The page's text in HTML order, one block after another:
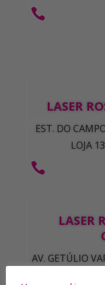

LASER
EST. DO
LOJA

LASER
AV. GETÚLIO